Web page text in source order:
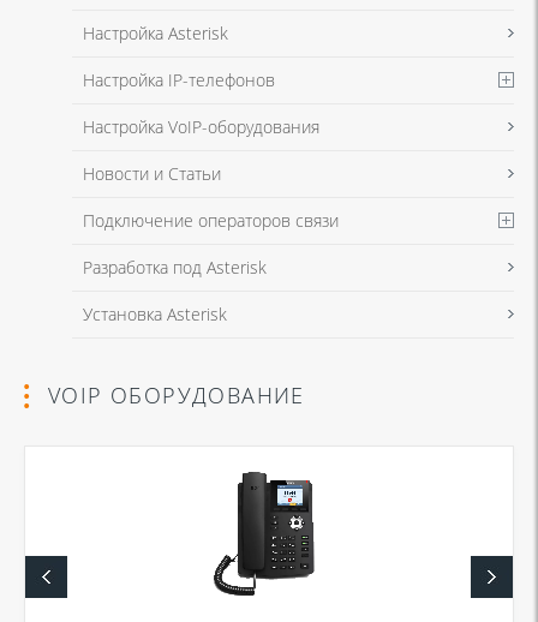
Настройка Asterisk
Настройка IP-телефонов
Настройка VoIP-оборудования
Новости и Статьи
Подключение операторов связи
Разработка под Asterisk
Установка Asterisk
VOIP ОБОРУДОВАНИЕ